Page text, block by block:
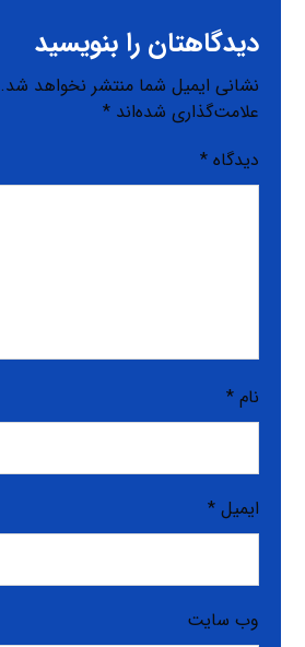
دیدگاهتان را بنویسید
نشانی ایمیل شما منتشر نخواهد شد.
علامت‌گذاری شده‌اند*
دیدگاه*
نام*
ایمیل*
وب‌ سایت